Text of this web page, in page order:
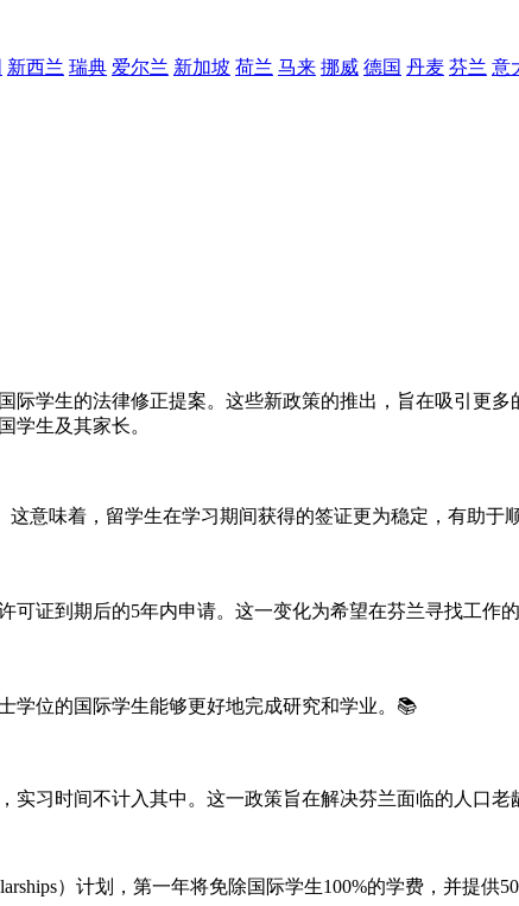
新西兰 瑞典 爱尔兰 新加坡 荷兰 马来 挪威 德国 丹麦 芬兰 意
学生的法律修正提案。这些新政策的推出，旨在吸引更
学生及其家长。
意味着，留学生在学习期间获得的签证更为稳定，有助于
可证到期后的5年内申请。这一变化为希望在芬兰寻找工作
学位的国际学生能够更好地完成研究和学业。📚
实习时间不计入其中。这一政策旨在解决芬兰面临的人口
）计划，第一年将免除国际学生100%的学费，并提